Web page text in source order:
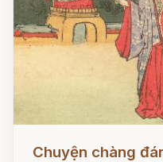
Chuyện chàng